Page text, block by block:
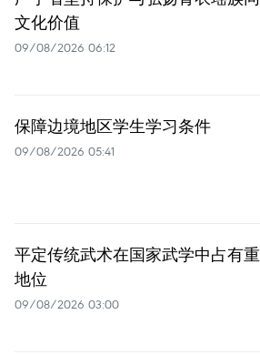
文化价值
09/08/2026 06:12
保障边境地区学生学习条件
09/08/2026 05:41
平定传统武术在国家武学中占有
地位
09/08/2026 03:00